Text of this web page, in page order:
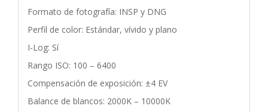
Formato de fotografía: INSP y DNG
Perfil de color: Estándar, vívido y plano
I-Log: Sí
Rango ISO: 100 – 6400
Compensación de exposición: ±4 EV
Balance de blancos: 2000K – 10000K